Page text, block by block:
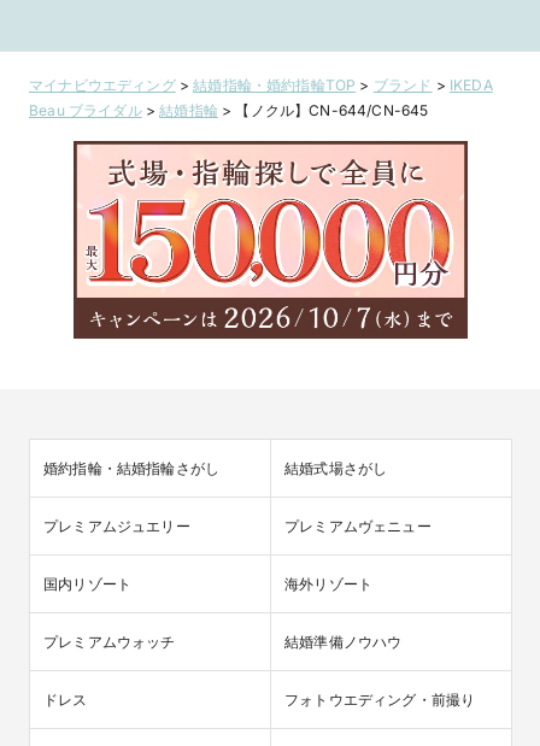
21WR71・
21WR72・
21WR73 鍛造マ
リッジリング
マイナビウエディング>結婚指輪・婚約指輪TOP > ブランド > IKEDA
Beau ブライダル>結婚指輪 > 【ノクル】CN-644/CN-645
婚約指輪・結婚指輪さがし 結婚式場さがし
プレミアムジュエリー プレミアムヴェニュー
国内リゾート 海外リゾート
プレミアムウォッチ 結婚準備ノウハウ
ドレス フォトウエディング・前撮り